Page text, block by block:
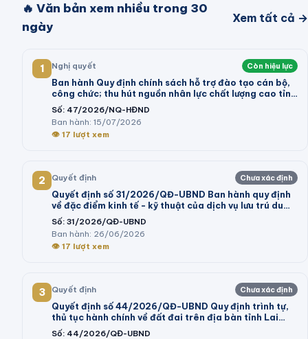
🔥 Văn bản xem nhiều trong 30
ngày
Xem tất cả →
1 Nghị quyết Còn hiệu lực
Ban hành Quy định chính sách hỗ trợ đào tạo cán bộ,
công chức; thu hút nguồn nhân lực chất lượng cao tỉnh
Vĩnh Long giai đoạn 2026 - 2030
Số: 47/2026/NQ-HĐND
Ban hành: 15/07/2026
👁 17 lượt xem
2 Quyết định Chưa xác định
Quyết định số 31/2026/QĐ-UBND Ban hành quy định
về đặc điểm kinh tế - kỹ thuật của dịch vụ lưu trú du
lịch; dịch vụ tham quan tại khu du lịch thực hiện kê
khai giá trên địa bàn tỉnh Lâm Đồng
Số: 31/2026/QĐ-UBND
Ban hành: 26/06/2026
👁 17 lượt xem
3 Quyết định Chưa xác định
Quyết định số 44/2026/QĐ-UBND Quy định trình tự,
thủ tục hành chính về đất đai trên địa bàn tỉnh Lai
Châu
Số: 44/2026/QĐ-UBND